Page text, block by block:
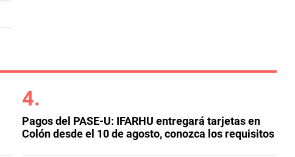
Pagos del PASE-U: IFARHU entregará tarjetas en
Colón desde el 10 de agosto, conozca los requisitos